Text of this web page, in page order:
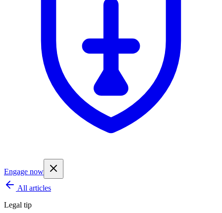
Engage now
All articles
Legal tip